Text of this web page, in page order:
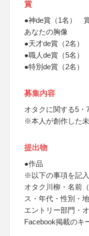
賞
●神de賞（1名）
あなたの胸像
●天才de賞（2名）
●職人de賞（5名）
●特別de賞（2名）
募集内容
オタクに関する5・
※本人が創作した
提出物
●作品
※以下の事項を記
オタク川柳・名前
ス・年代・性別・
エントリー部門・
Facebook掲載のキ